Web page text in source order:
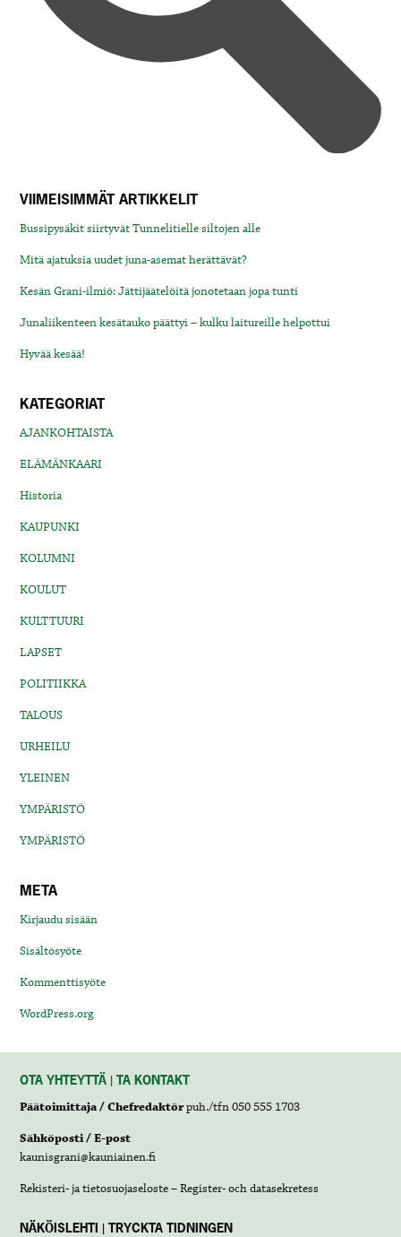
VIIMEISIMMÄT ARTIKKELIT
Bussipysäkit siirtyvät Tunnelitielle siltojen alle
Mitä ajatuksia uudet juna-asemat herättävät?
Kesän Grani-ilmiö: Jättijäätelöitä jonotetaan jopa tunti
Junaliikenteen kesätauko päättyi – kulku laitureille helpottui
Hyvää kesää!
KATEGORIAT
AJANKOHTAISTA
ELÄMÄNKAARI
Historia
KAUPUNKI
KOLUMNI
KOULUT
KULTTUURI
LAPSET
POLITIIKKA
TALOUS
URHEILU
YLEINEN
YMPÄRISTÖ
YMPÄRISTÖ
META
Kirjaudu sisään
Sisältösyöte
Kommenttisyöte
WordPress.org
OTA YHTEYTTÄ | TA KONTAKT
Päätoimittaja / Chefredaktörpuh./tfn 050 555 1703
Sähköposti / E-post
kaunisgrani@kauniainen.fi
Rekisteri- ja tietosuojaseloste – Register- och datasekretess
NÄKÖISLEHTI | TRYCKTA TIDNINGEN